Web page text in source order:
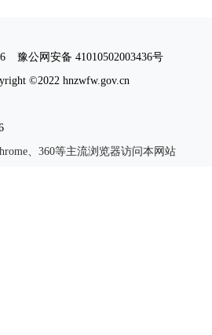
豫公网安备 41010502003436号
©2022 hnzwfw.gov.cn
、360等主流浏览器访问本网站